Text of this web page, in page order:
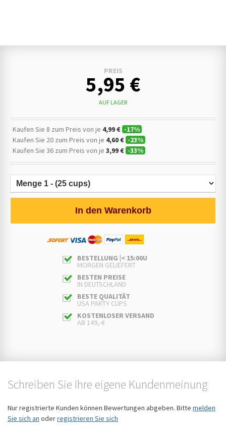
PREIS
5,95 €
AUF LAGER
Kaufen Sie 8 zum Preis von je 4,99 € -17%
Kaufen Sie 20 zum Preis von je 4,60 € -23%
Kaufen Sie 36 zum Preis von je 3,99 € -33%
In den Warenkorb
BESTELLUNG |< 15:00U
MORGEN GELIEFERT
BESTEN PREISE
IN DEUTSCHLAND
BESTE QUALITÄT
USA PARTY CUPS
KOSTENLOSER VERSAND
AB 149,-€
Schreiben Sie Ihre eigene Kundenmeinung
Nur registrierte Kunden können Bewertungen abgeben. Bitte melden
Sie sich an oderregistrieren Sie sich